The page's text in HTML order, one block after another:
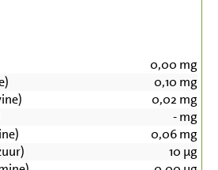
0,00 mg
0,10 mg
0,02 mg
-mg
0,06mg
10 µg